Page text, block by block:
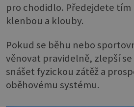
pro chodidlo. Předejdete tím
klenbou a klouby.
Pokud se běhu nebo
věnovat pravidelně, zlepší
snášet fyzickou zátěž a
oběhovému systému.